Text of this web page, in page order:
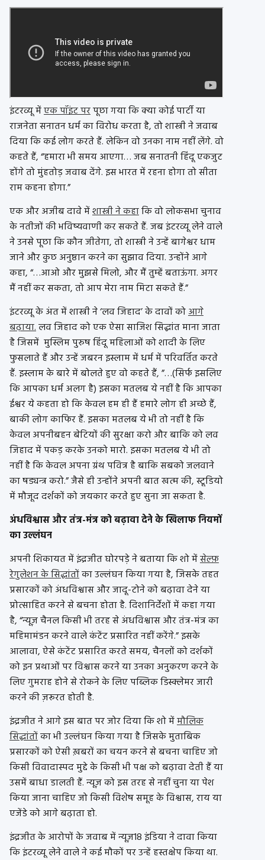
इंटरव्यू मेंएक पॉइंट परपूछा गया कि क्या कोई पार्टी या
राजनेता सनातन धर्म का विरोध करता है, तो शास्त्री ने जवाब
दिया कि कई लोग करते हैं. लेकिन वो उनका नाम नहीं लेंगे. वो
कहते हैं, “हमारा भी समय आएगा… जब सनातनी हिंदू एकजुट
होंगे तो मुंहतोड़ जवाब देंगे. इस भारत में रहना होगा तो सीता
राम कहना होगा.”
एक और अजीब दावे मेंशास्त्री ने कहाकि वो लोकसभा चुनाव
के नतीजों की भविष्यवाणी कर सकते हैं. जब इंटरव्यू लेने वाले
ने उनसे पूछा कि कौन जीतेगा, तो शास्त्री ने उन्हें बागेश्वर धाम
जाने और कुछ अनुष्ठान करने का सुझाव दिया. उन्होंने आगे
कहा, “…आओ और मुझसे मिलो, और मैं तुम्हें बताऊंगा. अगर
मैं नहीं कर सकता, तो आप मेरा नाम मिटा सकते हैं.”
इंटरव्यू के अंत में शास्त्री ने ‘लव जिहाद’ के दावों कोआगे
बढ़ाया.लव जिहाद को एक ऐसा साजिश सिद्धांत माना जाता
है जिसमें मुस्लिम पुरुष हिंदू महिलाओं को शादी के लिए
फुसलाते हैं और उन्हें जबरन इस्लाम में धर्म में परिवर्तित करते
हैं. इस्लाम के बारे में बोलते हुए वो कहते हैं, ”…(सिर्फ इसलिए
कि आपका धर्म अलग है) इसका मतलब ये नहीं है कि आपका
ईश्वर ये कहता हो कि केवल हम ही हैं हमारे लोग ही अच्छे हैं,
बाकी लोग काफिर हैं. इसका मतलब ये भी तो नहीं है कि
केवल अपनीबहन बेटियों की सुरक्षा करो और बाकि को लव
जिहाद में पकड़ करके उनको मारो. इसका मतलब ये भी तो
नहीं है कि केवल अपना ग्रंथ पवित्र है बाकि सबको जलवाने
का षड्यन्त्र करो.” जैसे ही उन्होंने अपनी बात खत्म की, स्टूडियो
में मौजूद दर्शकों को जयकार करते हुए सुना जा सकता है.
अंधविश्वास और तंत्र-मंत्र को बढ़ावा देने के खिलाफ नियमों
का उल्लंघन
अपनी शिकायत में इंद्रजीत घोरपड़े ने बताया कि शो मेंसेल्फ़
रेगुलेशन के सिद्धांतोंका उल्लंघन किया गया है, जिसके तहत
प्रसारकों को अंधविश्वास और जादू-टोने को बढ़ावा देने या
प्रोत्साहित करने से बचना होता है. दिशानिर्देशों में कहा गया
है, “न्यूज़ चैनल किसी भी तरह से अंधविश्वास और तंत्र-मंत्र का
महिमामंडन करने वाले कंटेंट प्रसारित नहीं करेंगे.” इसके
आलावा, ऐसे कंटेंट प्रसारित करते समय, चैनलों को दर्शकों
को इन प्रथाओं पर विश्वास करने या उनका अनुकरण करने के
लिए गुमराह होने से रोकने के लिए पब्लिक डिस्क्लेमर जारी
करने की ज़रूरत होती है.
इंद्रजीत ने आगे इस बात पर जोर दिया कि शो मेंमौलिक
सिद्धांतोंका भी उल्लंघन किया गया है जिसके मुताबिक
प्रसारकों को ऐसी ख़बरों का चयन करने से बचना चाहिए जो
किसी विवादास्पद मुद्दे के किसी भी पक्ष को बढ़ावा देती हैं या
उसमें बाधा डालती हैं. न्यूज़ को इस तरह से नहीं चुना या पेश
किया जाना चाहिए जो किसी विशेष समूह के विश्वास, राय या
एजेंडे को आगे बढ़ाता हो.
इंद्रजीत के आरोपों के जवाब में न्यूज़18 इंडिया ने दावा किया
कि इंटरव्यू लेने वाले ने कई मौकों पर उन्हें हस्तक्षेप किया था.